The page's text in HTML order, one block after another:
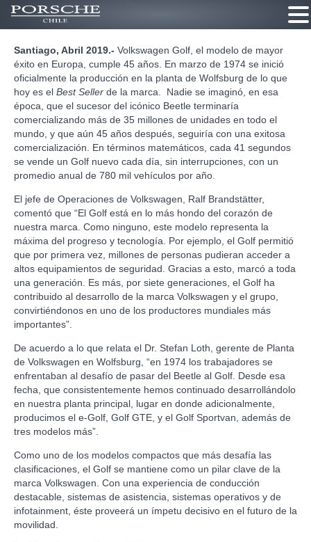
Santiago, Abril 2019.- Volkswagen Golf, el modelo de mayor
éxito en Europa, cumple 45 años. En marzo de 1974 se inició
oficialmente la producción en la planta de Wolfsburg de lo que
hoy es el Best Seller de la marca. Nadie se imaginó, en esa
época, que el sucesor del icónico Beetle terminaría
comercializando más de 35 millones de unidades en todo el
mundo, y que aún 45 años después, seguiría con una exitosa
comercialización. En términos matemáticos, cada 41 segundos
se vende un Golf nuevo cada día, sin interrupciones, con un
promedio anual de 780 mil vehículos por año.
El jefe de Operaciones de Volkswagen, Ralf Brandstätter,
comentó que “El Golf está en lo más hondo del corazón de
nuestra marca. Como ninguno, este modelo representa la
máxima del progreso y tecnología. Por ejemplo, el Golf permitió
que por primera vez, millones de personas pudieran acceder a
altos equipamientos de seguridad. Gracias a esto, marcó a toda
una generación. Es más, por siete generaciones, el Golf ha
contribuido al desarrollo de la marca Volkswagen y el grupo,
convirtiéndonos en uno de los productores mundiales más
importantes”.
De acuerdo a lo que relata el Dr. Stefan Loth, gerente de Planta
de Volkswagen en Wolfsburg, “en 1974 los trabajadores se
enfrentaban al desafío de pasar del Beetle al Golf. Desde esa
fecha, que consistentemente hemos continuado desarrollándolo
en nuestra planta principal, lugar en donde adicionalmente,
producimos el e-Golf, Golf GTE, y el Golf Sportvan, además de
tres modelos más”.
Como uno de los modelos compactos que más desafía las
clasificaciones, el Golf se mantiene como un pilar clave de la
marca Volkswagen. Con una experiencia de conducción
destacable, sistemas de asistencia, sistemas operativos y de
infotainment, éste proveerá un ímpetu decisivo en el futuro de la
movilidad.